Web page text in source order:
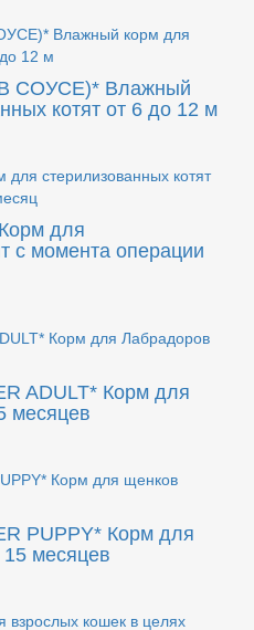
СОУСЕ)* Влажный
котят от 6 до 12 м
для
с момента операции
ADULT* Корм для
месяцев
PUPPY* Корм для
месяцев